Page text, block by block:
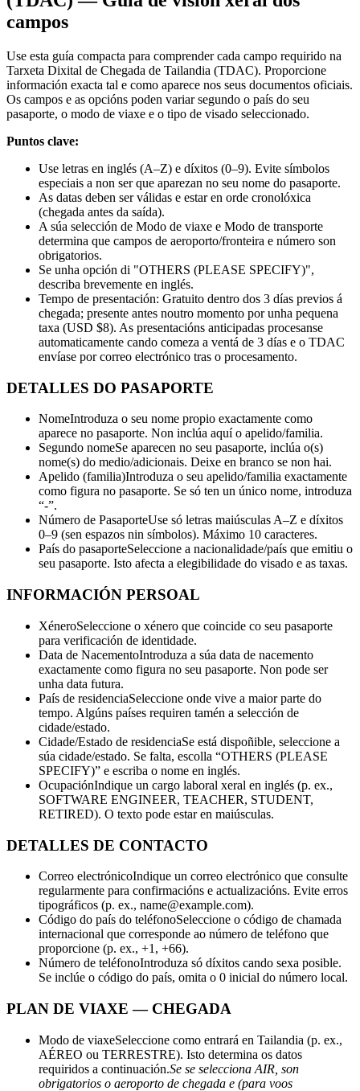
campos
Use esta guía compacta para comprender cada campo requirido na
Tarxeta Dixital de Chegada de Tailandia (TDAC). Proporcione
información exacta tal e como aparece nos seus documentos oficiais.
Os campos e as opcións poden variar segundo o país do seu
pasaporte, o modo de viaxe e o tipo de visado seleccionado.
Puntos clave:
Use letras en inglés (A–Z) e díxitos (0–9). Evite símbolos
especiais a non ser que aparezan no seu nome do pasaporte.
As datas deben ser válidas e estar en orde cronolóxica
(chegada antes da saída).
A súa selección de Modo de viaxe e Modo de transporte
determina que campos de aeroporto/fronteira e número son
obrigatorios.
Se unha opción di "OTHERS (PLEASE SPECIFY)",
describa brevemente en inglés.
Tempo de presentación: Gratuito dentro dos 3 días previos á
chegada; presente antes noutro momento por unha pequena
taxa (USD $8). As presentacións anticipadas procesanse
automaticamente cando comeza a ventá de 3 días e o TDAC
envíase por correo electrónico tras o procesamento.
DETALLES DO PASAPORTE
NomeIntroduza o seu nome propio exactamente como
aparece no pasaporte. Non inclúa aquí o apelido/familia.
Segundo nomeSe aparecen no seu pasaporte, inclúa o(s)
nome(s) do medio/adicionais. Deixe en branco se non hai.
Apelido (familia)Introduza o seu apelido/familia exactamente
como figura no pasaporte. Se só ten un único nome, introduza
“-”.
Número de PasaporteUse só letras maiúsculas A–Z e díxitos
0–9 (sen espazos nin símbolos). Máximo 10 caracteres.
País do pasaporteSeleccione a nacionalidade/país que emitiu o
seu pasaporte. Isto afecta a elegibilidade do visado e as taxas.
INFORMACIÓN PERSOAL
XéneroSeleccione o xénero que coincide co seu pasaporte
para verificación de identidade.
Data de NacementoIntroduza a súa data de nacemento
exactamente como figura no seu pasaporte. Non pode ser
unha data futura.
País de residenciaSeleccione onde vive a maior parte do
tempo. Algúns países requiren tamén a selección de
cidade/estado.
Cidade/Estado de residenciaSe está dispoñible, seleccione a
súa cidade/estado. Se falta, escolla “OTHERS (PLEASE
SPECIFY)” e escriba o nome en inglés.
OcupaciónIndique un cargo laboral xeral en inglés (p. ex.,
SOFTWARE ENGINEER, TEACHER, STUDENT,
RETIRED). O texto pode estar en maiúsculas.
DETALLES DE CONTACTO
Correo electrónicoIndique un correo electrónico que consulte
regularmente para confirmacións e actualizacións. Evite erros
tipográficos (p. ex., name@example.com).
Código do país do teléfonoSeleccione o código de chamada
internacional que corresponde ao número de teléfono que
proporcione (p. ex., +1, +66).
Número de teléfonoIntroduza só díxitos cando sexa posible.
Se inclúe o código do país, omita o 0 inicial do número local.
PLAN DE VIAXE — CHEGADA
Modo de viaxeSeleccione como entrará en Tailandia (p. ex.,
AÉREO ou TERRESTRE). Isto determina os datos
requiridos a continuación.Se se selecciona AIR, son
obrigatorios o aeroporto de chegada e (para voos